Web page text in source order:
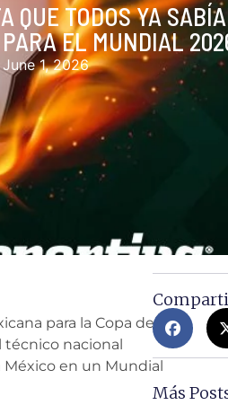
QUE TODOS YA
EL MUNDIAL
June 1, 2026
para la Copa del
técnico nacional
en un Mundial
Más